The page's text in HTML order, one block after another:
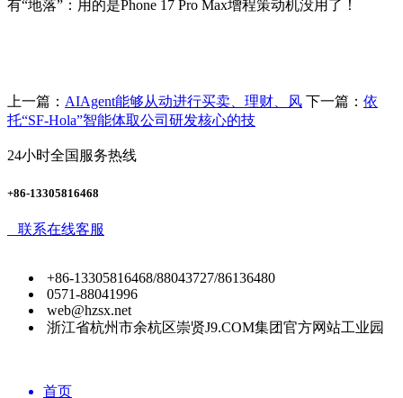
有“地落”：用的是Phone 17 Pro Max增程策动机没用了！
上一篇： AIAgent能够从动进行买卖、理财、风 下一篇： 依
托“SF-Hola”智能体取公司研发核心的技
24小时全国服务热线
+86-13305816468
联系在线客服
+86-13305816468/88043727/86136480
0571-88041996
web@hzsx.net
浙江省杭州市余杭区崇贤J9.COM集团官方网站工业园
首页